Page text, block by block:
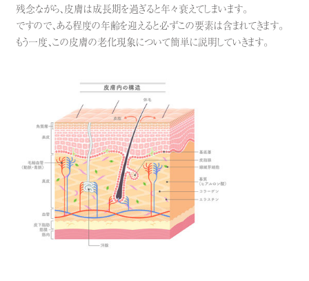
残念ながら、皮膚は成長期を過ぎると年々衰えてしまいます。
ですので、ある程度の年齢を迎えると必ずこの要素は含まれてきます。
もう一度、この皮膚の老化現象について簡単に説明していきます。